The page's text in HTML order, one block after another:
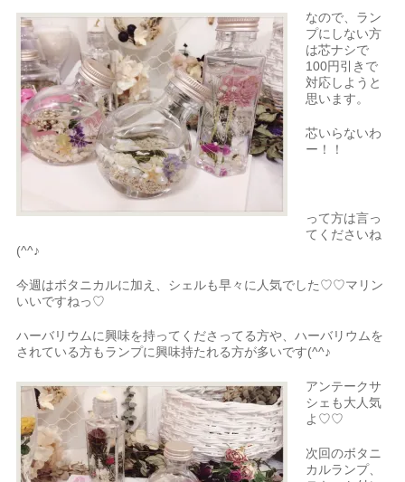
なので、ラン
プにしない方
は芯ナシで
100円引きで
対応しようと
思います。
芯いらないわ
ー！！
って方は言っ
てくださいね
(^^♪
今週はボタニカルに加え、シェルも早々に人気でした♡♡マリン
いいですねっ♡
ハーバリウムに興味を持ってくださってる方や、ハーバリウムを
されている方もランプに興味持たれる方が多いです(^^♪
アンテークサ
シェも大人気
よ♡♡
次回のボタニ
カルランプ、